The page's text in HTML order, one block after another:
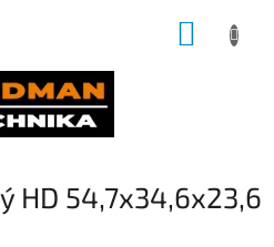
HD 54,7x34,6x23,6